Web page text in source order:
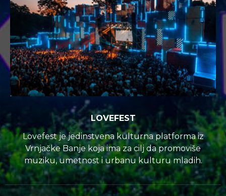
LOVEFEST
Lovefest je jedinstvena kulturna platforma iz
Vrnjačke Banje koja ima za cilj da promoviše
muziku, umetnost i urbanu kulturu mladih.